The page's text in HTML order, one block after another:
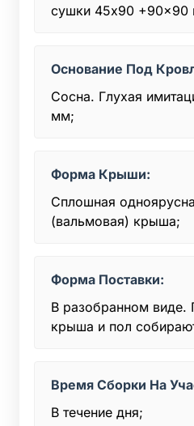
сушки 45x90 +90x90
Основание Под
Сосна. Глухая
мм;
Форма Крыши:
Сплошная
(вальмовая) крыша;
Форма Поставки:
В разобранном виде.
крыша и пол
Время Сборки На
В течение дня;